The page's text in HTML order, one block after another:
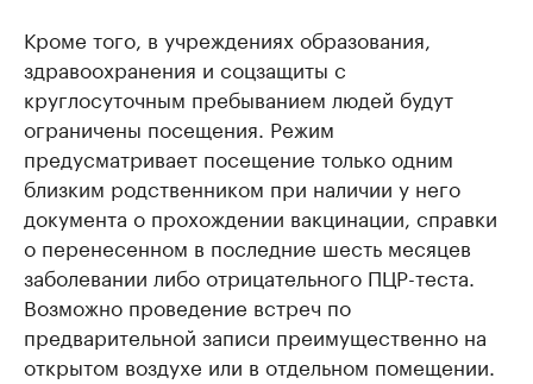
Кроме того, в учреждениях образования,
здравоохранения и соцзащиты с
круглосуточным пребыванием людей будут
ограничены посещения. Режим
предусматривает посещение только одним
близким родственником при наличии у него
документа о прохождении вакцинации, справки
о перенесенном в последние шесть месяцев
заболевании либо отрицательного ПЦР-теста.
Возможно проведение встреч по
предварительной записи преимущественно на
открытом воздухе или в отдельном помещении.